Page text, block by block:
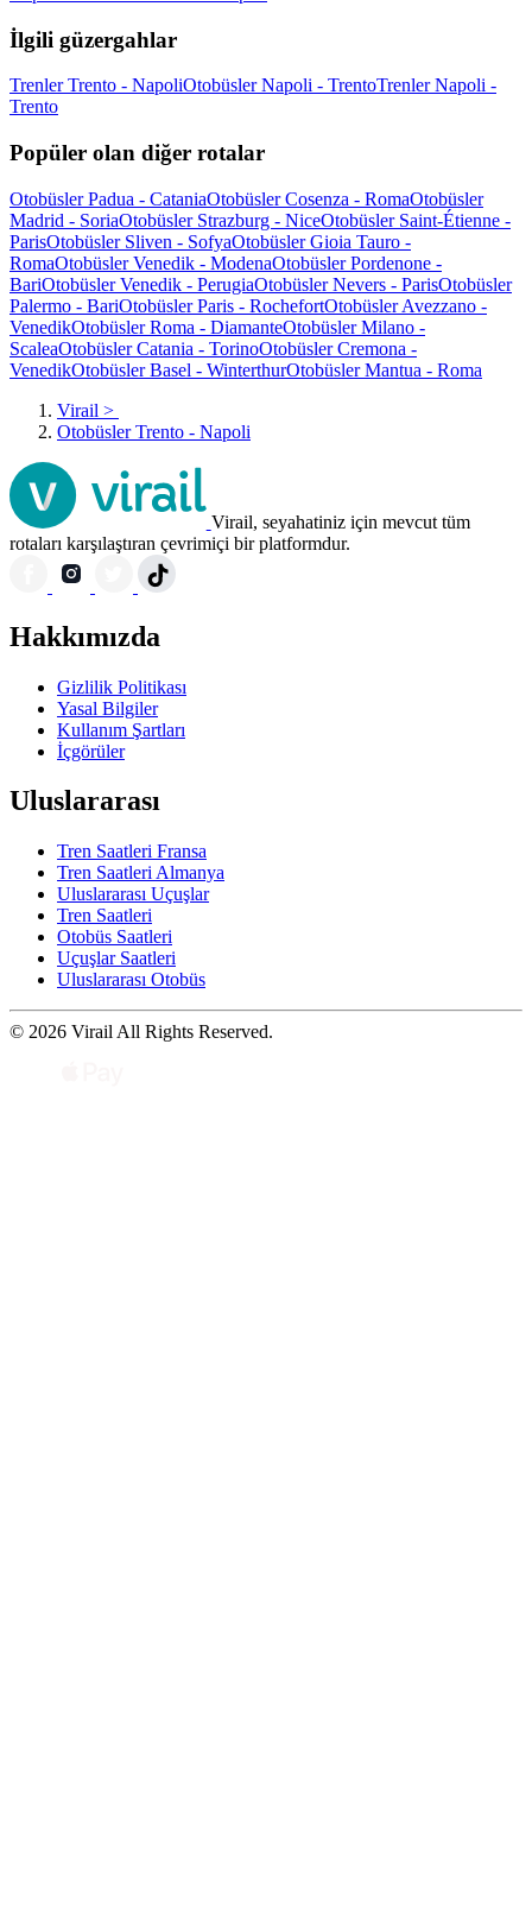
İlgili güzergahlar
Trenler Trento - NapoliOtobüsler Napoli - TrentoTrenler Napoli -
Trento
Popüler olan diğer rotalar
Otobüsler Padua - CataniaOtobüsler Cosenza - RomaOtobüsler
Madrid - SoriaOtobüsler Strazburg - NiceOtobüsler Saint-Étienne -
ParisOtobüsler Sliven - SofyaOtobüsler Gioia Tauro -
RomaOtobüsler Venedik - ModenaOtobüsler Pordenone -
BariOtobüsler Venedik - PerugiaOtobüsler Nevers - ParisOtobüsler
Palermo - BariOtobüsler Paris - RochefortOtobüsler Avezzano -
VenedikOtobüsler Roma - DiamanteOtobüsler Milano -
ScaleaOtobüsler Catania - TorinoOtobüsler Cremona -
VenedikOtobüsler Basel - WinterthurOtobüsler Mantua - Roma
Virail >
Otobüsler Trento - Napoli
Virail, seyahatiniz için mevcut tüm
rotaları karşılaştıran çevrimiçi bir platformdur.
Hakkımızda
Gizlilik Politikası
Yasal Bilgiler
Kullanım Şartları
İçgörüler
Uluslararası
Tren Saatleri Fransa
Tren Saatleri Almanya
Uluslararası Uçuşlar
Tren Saatleri
Otobüs Saatleri
Uçuşlar Saatleri
Uluslararası Otobüs
© 2026 Virail All Rights Reserved.